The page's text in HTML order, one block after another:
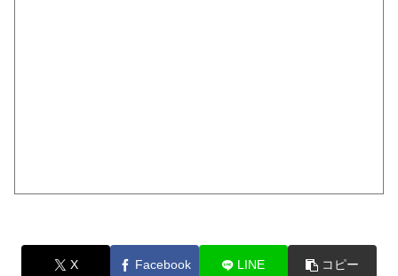
X Facebook LINE コピー